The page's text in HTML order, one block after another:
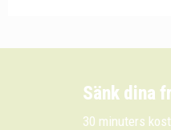
Sänk dina
30 minuters